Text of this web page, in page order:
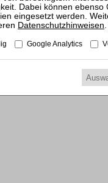
Beitrag kostenpflichtig
kaufenDatenschutzhinweisen
Google Analytics